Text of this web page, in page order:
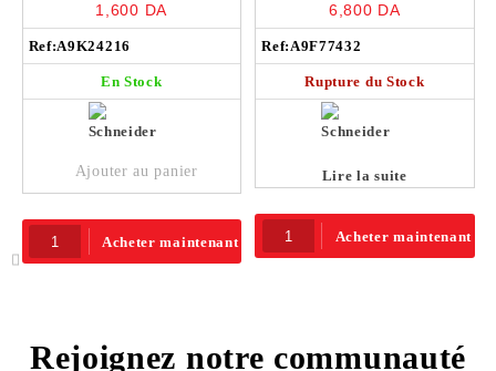
6ka – A9K24216
1,600 DA
Ref:A9K24216
En Stock
Ajouter au panier
Acheter maintenant
10kA 400V – A9F77432
6,800 DA
Ref:A9F77432
Rupture du Stock
Lire la suite
Acheter maintenant
Rejoignez notre communauté